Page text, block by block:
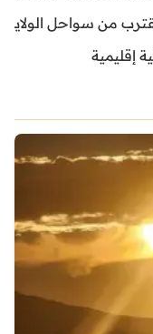
من سواحل
إقليمية